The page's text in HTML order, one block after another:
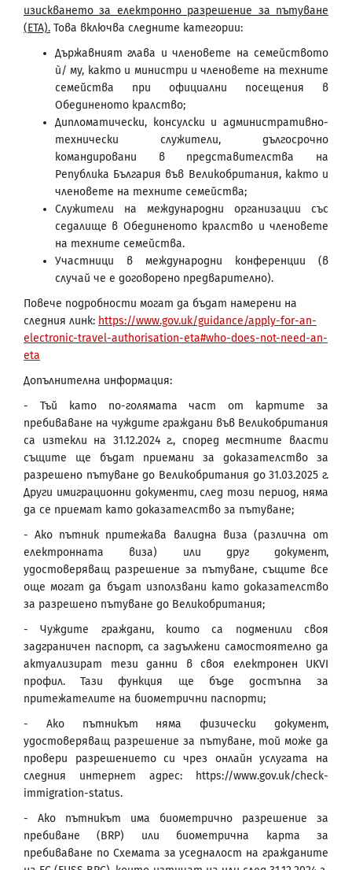
изискването за електронно разрешение за пътуване
(ЕТА). Това включва следните категории:
Държавният глава и членовете на семейството
ѝ/ му, както и министри и членовете на техните
семейства при официални посещения в
Обединеното кралство;
Дипломатически, консулски и административно-
технически служители, дългосрочно
командировани в представителства на
Република България във Великобритания, както и
членовете на техните семейства;
Служители на международни организации със
седалище в Обединеното кралство и членовете
на техните семейства.
Участници в международни конференции (в
случай че е договорено предварително).
Повече подробности могат да бъдат намерени на
следния линк: https://www.gov.uk/guidance/apply-for-an-
electronic-travel-authorisation-eta#who-does-not-need-an-
eta
Допълнителна информация:
- Тъй като по-голямата част от картите за
пребиваване на чуждите граждани във Великобритания
са изтекли на 31.12.2024 г., според местните власти
същите ще бъдат приемани за доказателство за
разрешено пътуване до Великобритания до 31.03.2025 г.
Други имиграционни документи, след този период, няма
да се приемат като доказателство за пътуване;
- Ако пътник притежава валидна виза (различна от
електронната виза) или друг документ,
удостоверяващ разрешение за пътуване, същите все
още могат да бъдат използвани като доказателство
за разрешено пътуване до Великобритания;
- Чуждите граждани, които са подменили своя
задграничен паспорт, са задължени самостоятелно да
актуализират тези данни в своя електронен UKVI
профил. Тази функция ще бъде достъпна за
притежателите на биометрични паспорти;
- Ако пътникът няма физически документ,
удостоверяващ разрешение за пътуване, той може да
провери разрешението си чрез онлайн услугата на
следния интернет адрес: https://www.gov.uk/check-
immigration-status.
- Ако пътникът има биометрично разрешение за
пребиване (BRP) или биометрична карта за
пребиваване по Схемата за уседналост на гражданите